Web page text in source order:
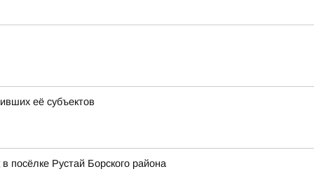
её субъектов
посёлке Рустай Борского района